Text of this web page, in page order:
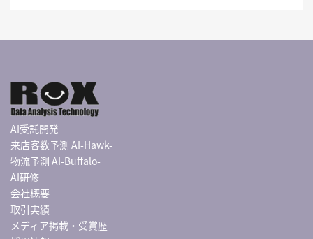
AI受託開発
来店客数予測 AI-Hawk-
物流予測 AI-Buffalo-
AI研修
会社概要
取引実績
メディア掲載・受賞歴